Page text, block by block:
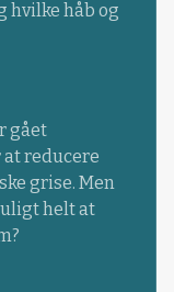
hvilke håb og
gået
reducere
grise. Men
helt at